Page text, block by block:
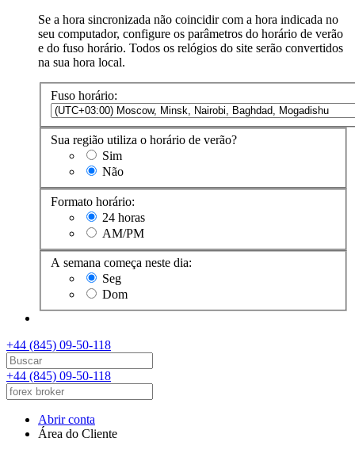
Se a hora sincronizada não coincidir com a hora indicada no
seu computador, configure os parâmetros do horário de verão
e do fuso horário. Todos os relógios do site serão convertidos
na sua hora local.
Fuso horário:
Sua região utiliza o horário de verão?
Sim
Não
Formato horário:
24 horas
AM/PM
A semana começa neste dia:
Seg
Dom
+44 (845) 09-50-118
+44 (845) 09-50-118
Abrir conta
Área do Cliente